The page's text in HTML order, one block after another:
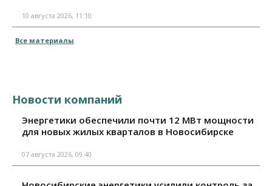
10 августа 2026, 11:10
Все материалы
Новости компаний
Энергетики обеспечили почти 12 МВт мощности
для новых жилых кварталов в Новосибирске
07 августа 2026, 09:40